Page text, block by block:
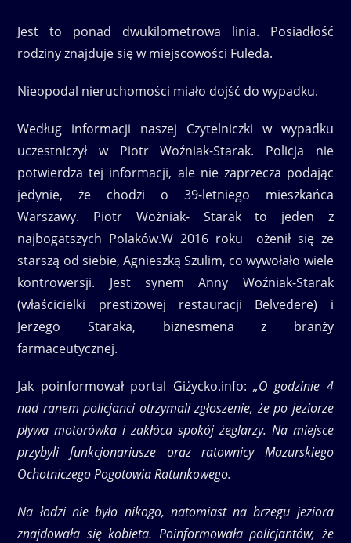
Jest to ponad dwukilometrowa linia. Posiadłość
rodziny znajduje się w miejscowości Fuleda.
Nieopodal nieruchomości miało dojść do wypadku.
Według informacji naszej Czytelniczki w wypadku
uczestniczył w Piotr Woźniak-Starak. Policja nie
potwierdza tej informacji, ale nie zaprzecza podając
jedynie, że chodzi o 39-letniego mieszkańca
Warszawy. Piotr Wożniak- Starak to jeden z
najbogatszych Polaków.W 2016 roku ożenił się ze
starszą od siebie, Agnieszką Szulim, co wywołało wiele
kontrowersji. Jest synem Anny Woźniak-Starak
(właścicielki prestiżowej restauracji Belvedere) i
Jerzego Staraka, biznesmena z branży
farmaceutycznej.
Jak poinformował portal Giżycko.info: „O godzinie 4
nad ranem policjanci otrzymali zgłoszenie, że po jeziorze
pływa motorówka i zakłóca spokój żeglarzy. Na miejsce
przybyli funkcjonariusze oraz ratownicy Mazurskiego
Ochotniczego Pogotowia Ratunkowego.
Na łodzi nie było nikogo, natomiast na brzegu jeziora
znajdowała się kobieta. Poinformowała policjantów, że